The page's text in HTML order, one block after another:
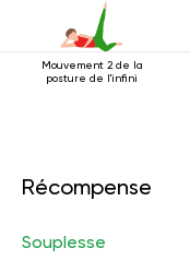
Mouvement 2 de la
posture de l'infini
Récompense
Souplesse